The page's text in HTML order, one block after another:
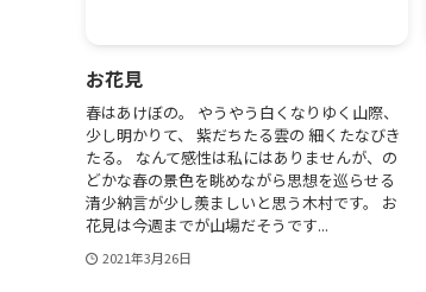
お花見
春はあけぼの。 やうやう白くなりゆく山際、
少し明かりて、 紫だちたる雲の 細くたなびき
たる。 なんて感性は私にはありませんが、の
どかな春の景色を眺めながら思想を巡らせる
清少納言が少し羨ましいと思う木村です。 お
花見は今週までが山場だそうです...
2021年3月26日